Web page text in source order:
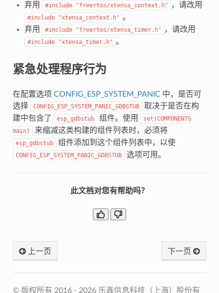
弃用
#include "freertos/xtensa_context.h" ，请改用
#include "xtensa_context.h" 。
弃用
#include "freertos/xtensa_timer.h" ，请改用
#include "xtensa_timer.h" 。
紧急处理程序行为
在配置选项 CONFIG_ESP_SYSTEM_PANIC中，是否可
选择
CONFIG_ESP_SYSTEM_PANIC_GDBSTUB
取决于是否在构
建中包含了
esp_gdbstub 组件。使用
set(COMPONENTS
main)
来缩减这类构建的组件列表时，必须将
esp_gdbstub 组件添加到这个组件列表中，以使
CONFIG_ESP_SYSTEM_PANIC_GDBSTUB 选项可用。
此文档对您有帮助吗？
上一页 下一页
© 版权所有 2016 - 2026 乐鑫信息科技（上海）股份有